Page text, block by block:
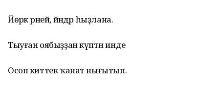
Йөрәк әрней, йәндәр һыҙлана.
Тыуған оябыҙҙан күптән инде
Осоп киттек ҡанат нығытып.